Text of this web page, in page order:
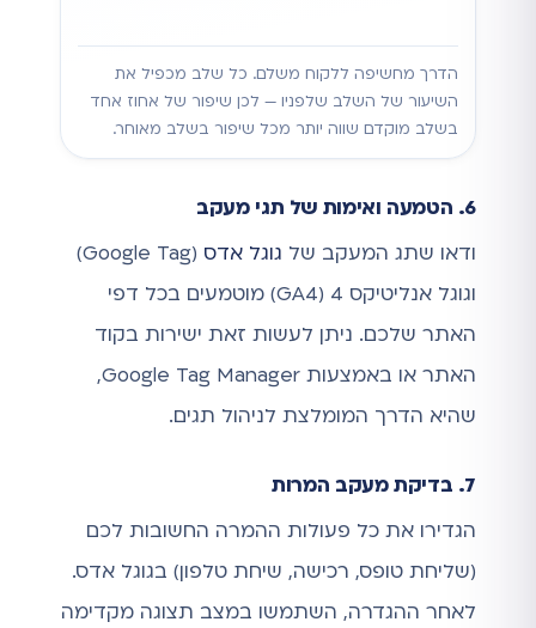
הדרך מחשיפה ללקוח משלם. כל שלב מכפיל את
השיעור של השלב שלפניו — לכן שיפור של אחוז אחד
בשלב מוקדם שווה יותר מכל שיפור בשלב מאוחר.
6. הטמעה ואימות של תגי מעקב
ודאו שתג המעקב של גוגל אדס
(Google Tag)
וגוגל אנליטיקס 4 (GA4) מוטמעים בכל דפי
האתר שלכם. ניתן לעשות זאת ישירות בקוד
האתר או באמצעות Google Tag Manager,
שהיא הדרך המומלצת לניהול תגים.
7. בדיקת מעקב המרות
הגדירו את כל פעולות ההמרה החשובות לכם
(שליחת טופס, רכישה, שיחת טלפון) בגוגל אדס.
לאחר ההגדרה, השתמשו במצב תצוגה מקדימה